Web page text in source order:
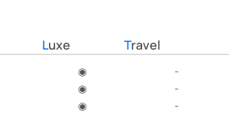
Luxe Travel
◉
-
◉
-
◉
-